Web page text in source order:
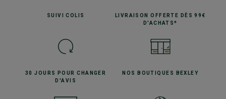
SUIVICOLIS LIVRAISON OFFERTE
DÈS 99€
D'ACHATS*
30 JOURS POURCHANGER
D'AVIS
NOS BOUTIQUES BEXLEY